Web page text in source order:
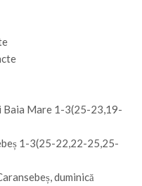
Baia Mare 1-3(25-23,19-
1-3(25-22,22-25,25-
duminică